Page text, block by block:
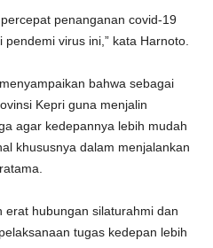
penanganan covid-19
virus ini,” kata Harnoto.
bahwa sebagai
Kepri guna menjalin
agar kedepannya lebih mudah
khususnya dalam menjalankan
erat hubungan silaturahmi dan
tugas kedepan lebih